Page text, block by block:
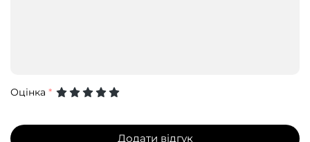
Оцінка *
Додати відгук